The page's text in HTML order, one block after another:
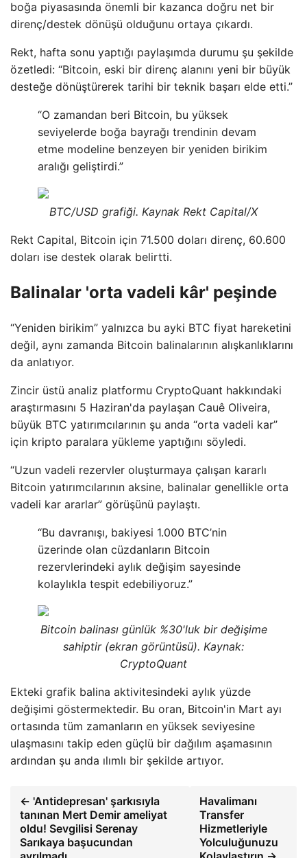
boğa piyasasında önemli bir kazanca doğru net bir
direnç/destek dönüşü olduğunu ortaya çıkardı.
Rekt, hafta sonu yaptığı paylaşımda durumu şu şekilde
özetledi: “Bitcoin, eski bir direnç alanını yeni bir büyük
desteğe dönüştürerek tarihi bir teknik başarı elde etti.”
“O zamandan beri Bitcoin, bu yüksek
seviyelerde boğa bayrağı trendinin devam
etme modeline benzeyen bir yeniden birikim
aralığı geliştirdi.”
BTC/USD grafiği. Kaynak Rekt Capital/X
Rekt Capital, Bitcoin için 71.500 doları direnç, 60.600
doları ise destek olarak belirtti.
Balinalar 'orta vadeli kâr' peşinde
“Yeniden birikim” yalnızca bu ayki BTC fiyat hareketini
değil, aynı zamanda Bitcoin balinalarının alışkanlıklarını
da anlatıyor.
Zincir üstü analiz platformu CryptoQuant hakkındaki
araştırmasını 5 Haziran'da paylaşan Cauê Oliveira,
büyük BTC yatırımcılarının şu anda “orta vadeli kar”
için kripto paralara yükleme yaptığını söyledi.
“Uzun vadeli rezervler oluşturmaya çalışan kararlı
Bitcoin yatırımcılarının aksine, balinalar genellikle orta
vadeli kar ararlar” görüşünü paylaştı.
“Bu davranışı, bakiyesi 1.000 BTC’nin
üzerinde olan cüzdanların Bitcoin
rezervlerindeki aylık değişim sayesinde
kolaylıkla tespit edebiliyoruz.”
Bitcoin balinası günlük %30'luk bir değişime
sahiptir (ekran görüntüsü). Kaynak:
CryptoQuant
Ekteki grafik balina aktivitesindeki aylık yüzde
değişimi göstermektedir. Bu oran, Bitcoin'in Mart ayı
ortasında tüm zamanların en yüksek seviyesine
ulaşmasını takip eden güçlü bir dağılım aşamasının
ardından şu anda ılımlı bir şekilde artıyor.
← 'Antidepresan' şarkısıyla
tanınan Mert Demir ameliyat
oldu! Sevgilisi Serenay
Sarıkaya başucundan
Havalimanı
Transfer
Hizmetleriyle
Yolculuğunuzu